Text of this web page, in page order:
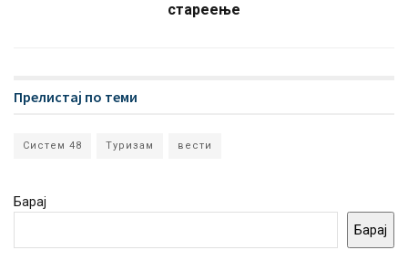
стареење
Прелистај по теми
Систем 48 Туризам вести
Барај
Барај